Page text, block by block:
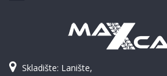
Skladište: Lanište,